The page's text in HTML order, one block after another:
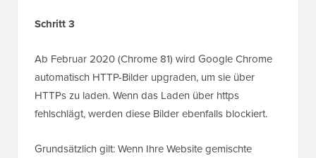
Schritt 3
Ab Februar 2020 (Chrome 81) wird Google Chrome
automatisch HTTP-Bilder upgraden, um sie über
HTTPs zu laden. Wenn das Laden über https
fehlschlägt, werden diese Bilder ebenfalls blockiert.
Grundsätzlich gilt: Wenn Ihre Website gemischte